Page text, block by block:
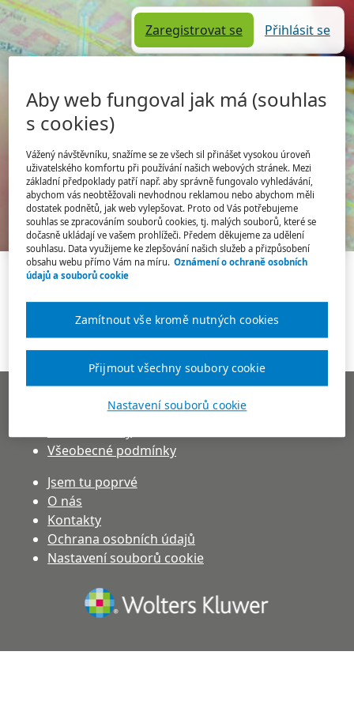
Zaregistrovat se Přihlásit se
Úvodní stránka
Jsem tu poprvé
Hledám práci
Hledám zaměstnance
Tato pracovní nabídka již není
platná.
Podívejte se naaktuální nabídku práce.
Ceník služeb pro zaměstnavatele
Všeobecné podmínky
Jsem tu poprvé
O nás
Kontakty
Ochrana osobních údajů
Nastavení souborů cookie
Aby web fungoval jak má (souhlas
s cookies)
Vážený návštěvníku, snažíme se ze všech sil přinášet vysokou úroveň
uživatelského komfortu při používání našich webových stránek. Mezi
základní předpoklady patří např. aby správně fungovalo vyhledávání,
abychom vás neobtěžovali nevhodnou reklamou nebo abychom měli
dostatek podnětů, jak web vylepšovat. Proto od Vás potřebujeme
souhlas se zpracováním souborů cookies, tj. malých souborů, které se
dočasně ukládají ve vašem prohlížeči. Předem děkujeme za udělení
souhlasu. Data využijeme ke zlepšování našich služeb a přizpůsobení
obsahu webu přímo Vám na míru. Oznámení o ochraně osobních
údajů a souborů cookie
Nastavení souborů cookie
Zamítnout vše kromě nutných cookies
Přijmout všechny soubory cookie